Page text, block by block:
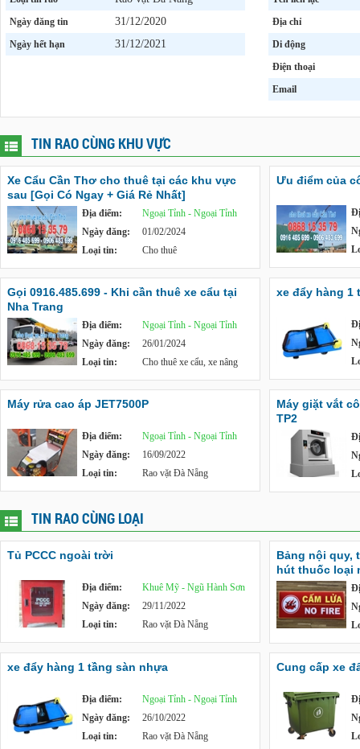
Ngày đăng tin 31/12/2020
Ngày hết hạn 31/12/2021
Địa chỉ
Di động
Điện thoại
Email
TIN RAO CÙNG KHU VỰC
Xe Cẩu Cần Thơ cho thuê tại các khu vực
sau [Gọi Có Ngay + Giá Rẻ Nhất]
Địa điểm:
Ngoại Tỉnh - Ngoại Tỉnh
Ngày đăng:
01/02/2024
Loại tin:
Cho thuê
Ưu điểm của
Gọi 0916.485.699 - Khi cần thuê xe cẩu tại
Nha Trang
Địa điểm:
Ngoại Tỉnh - Ngoại Tỉnh
Ngày đăng:
26/01/2024
Loại tin:
Cho thuê xe cẩu, xe nâng
xe đẩy hàng 1
Máy rửa cao áp JET7500P
Địa điểm:
Ngoại Tỉnh - Ngoại Tỉnh
Ngày đăng:
16/09/2022
Loại tin:
Rao vặt Đà Nẵng
Máy giặt vắt
TP2
TIN RAO CÙNG LOẠI
Tủ PCCC ngoài trời
Địa điểm:
Khuê Mỹ - Ngũ Hành Sơn
Ngày đăng:
29/11/2022
Loại tin:
Rao vặt Đà Nẵng
Bảng nội quy,
hút thuốc loại
xe đẩy hàng 1 tầng sàn nhựa
Địa điểm:
Ngoại Tỉnh - Ngoại Tỉnh
Ngày đăng:
26/10/2022
Loại tin:
Rao vặt Đà Nẵng
Cung cấp xe